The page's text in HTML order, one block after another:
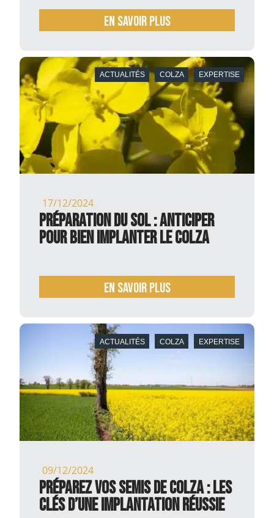
En savoir plus
ACTUALITÉS COLZA EXPERTISE
17/12/2024
Préparation du sol : anticiper
pour bien implanter le colza
En savoir plus
ACTUALITÉS COLZA EXPERTISE
09/12/2024
Préparez vos semis de colza : les
clés d’une implantation réussie